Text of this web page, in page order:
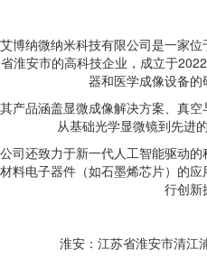
艾博纳微纳米科技有限公司是一家
省淮安市的高科技企业，成立于
器和医学成像设备的
其产品涵盖显微成像解决方案、真
从基础光学显微镜到先进
公司还致力于新一代人工智能驱动
材料电子器件（如石墨烯芯片）的
行创新
淮安：江苏省淮安市清江